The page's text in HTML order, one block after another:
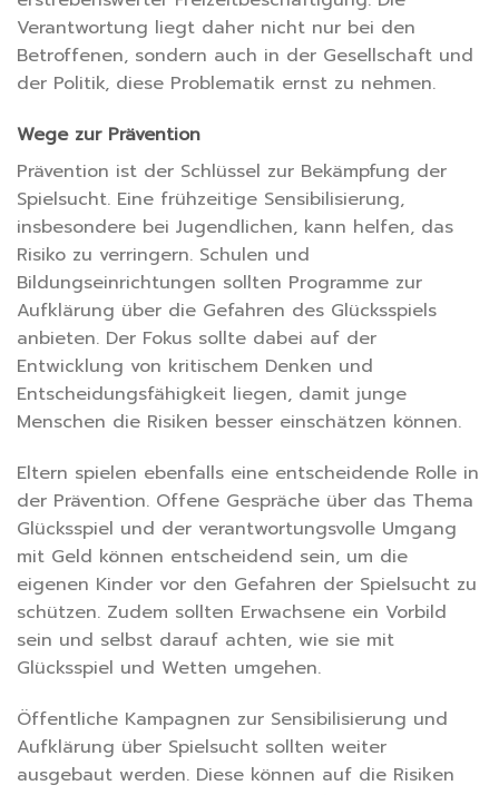
Verantwortung liegt daher nicht nur bei den
Betroffenen, sondern auch in der Gesellschaft und
der Politik, diese Problematik ernst zu nehmen.
Wege zur Prävention
Prävention ist der Schlüssel zur Bekämpfung der
Spielsucht. Eine frühzeitige Sensibilisierung,
insbesondere bei Jugendlichen, kann helfen, das
Risiko zu verringern. Schulen und
Bildungseinrichtungen sollten Programme zur
Aufklärung über die Gefahren des Glücksspiels
anbieten. Der Fokus sollte dabei auf der
Entwicklung von kritischem Denken und
Entscheidungsfähigkeit liegen, damit junge
Menschen die Risiken besser einschätzen können.
Eltern spielen ebenfalls eine entscheidende Rolle in
der Prävention. Offene Gespräche über das Thema
Glücksspiel und der verantwortungsvolle Umgang
mit Geld können entscheidend sein, um die
eigenen Kinder vor den Gefahren der Spielsucht zu
schützen. Zudem sollten Erwachsene ein Vorbild
sein und selbst darauf achten, wie sie mit
Glücksspiel und Wetten umgehen.
Öffentliche Kampagnen zur Sensibilisierung und
Aufklärung über Spielsucht sollten weiter
ausgebaut werden. Diese können auf die Risiken